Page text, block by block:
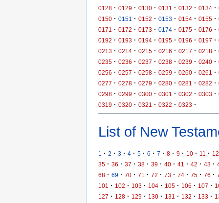
0128 · 0129 · 0130 · 0131 · 0132 · 0134 ·
0150 · 0151 · 0152 · 0153 · 0154 · 0155 ·
0171
· 0172 · 0173 · 0174 · 0175 · 0176 ·
0192 · 0193 · 0194 · 0195 · 0196 · 0197 ·
0213 · 0214 · 0215 · 0216 · 0217 · 0218 ·
0235 · 0236 · 0237 · 0238 · 0239 · 0240 ·
0256 · 0257 · 0258 · 0259 · 0260 · 0261 ·
0277 · 0278 · 0279 · 0280 · 0281 · 0282 ·
0298 · 0299 · 0300 · 0301 · 0302 · 0303 ·
0319 · 0320 · 0321 · 0322 · 0323 ·
List of New
1 · 2 · 3 · 4 · 5 · 6 · 7 · 8 · 9 · 10 · 11 · 12
35 · 36 · 37 · 38 · 39 · 40 · 41 · 42 · 43 ·
68 · 69 · 70 · 71 · 72 · 73 · 74 · 75 · 76 ·
101
· 102 · 103 · 104 · 105 · 106 · 107 ·
127 · 128 · 129 · 130 · 131 · 132 · 133 ·